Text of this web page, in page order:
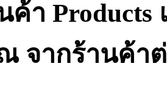
า Products
จากร้านค้าต่